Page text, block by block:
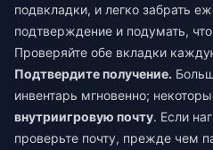
подвкладки, и легко забрать
подтверждение и подумать,
Проверяйте обе вкладки
Подтвердите получение.
инвентарь мгновенно;
внутриигровую почту. Если
проверьте почту, прежде чем